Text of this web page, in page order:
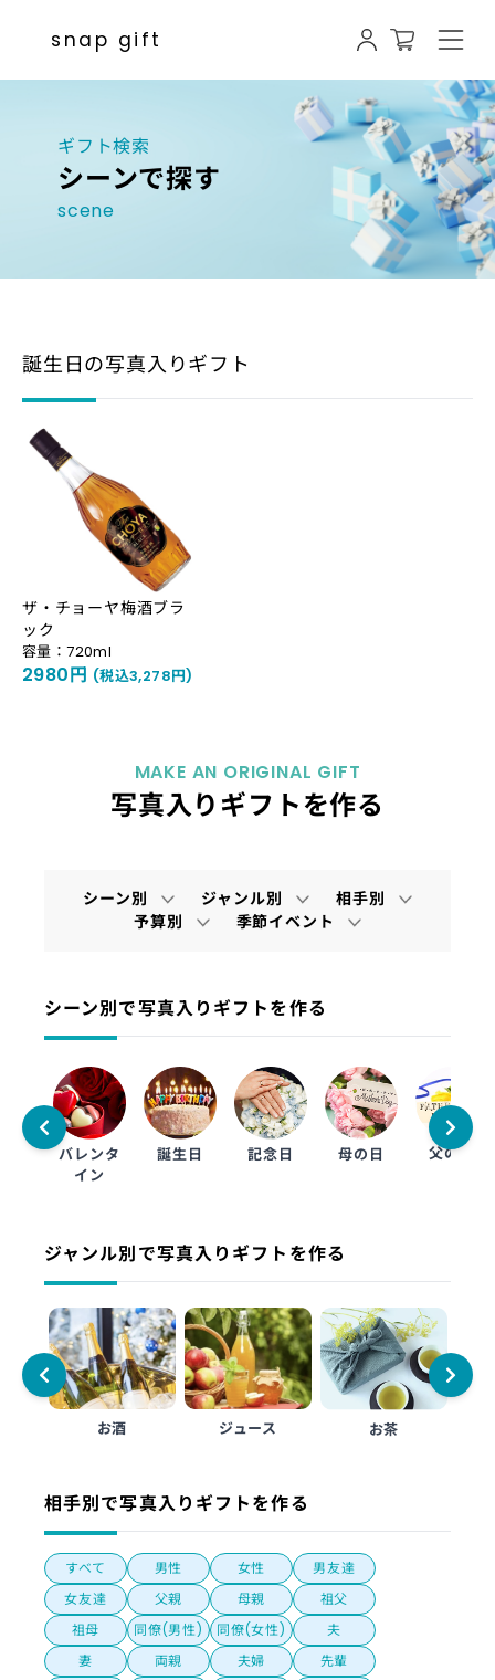
snap gift 商品の商品一覧 | 【1個〜即日発送
ギフト検索
シーンで探す
scene
誕生日の写真入りギフト
ザ・チョーヤ梅酒ブラ
ック
容量：720ml
2980円 (税込3,278円)
MAKE AN ORIGINAL GIFT
写真入りギフトを作る
シーン別 ジャンル別
相手別
予算別
季節イベント
シーン別で写真入りギフトを作る
バレンタ
イン
誕生日 記念日 母の日 父の日
ジャンル別で写真入りギフトを作る
お酒 ジュース お茶
相手別で写真入りギフトを作る
すべて 男性 女性
男友達
女友達
父親 母親
祖父
祖母
同僚(男性) 同僚(女性)
夫
妻
両親 夫婦
先輩